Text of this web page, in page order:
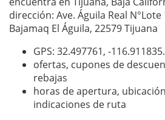
dirección: Ave. Águila Real N°Lote
Bajamaq El Águila, 22579 Tijuana
GPS: 32.497761, -116.911835.
ofertas, cupones de
rebajas
horas de apertura,
indicaciones de ruta